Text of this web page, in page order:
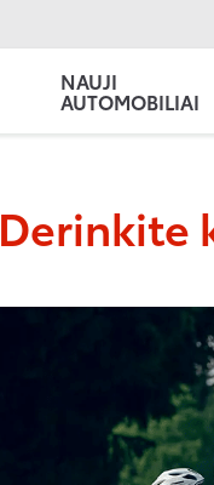
NAUJI
AUTOMOBILIAI
Derinkite